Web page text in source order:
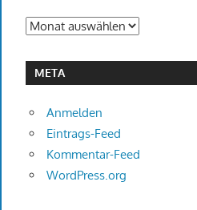
Archiv
META
Anmelden
Eintrags-Feed
Kommentar-Feed
WordPress.org